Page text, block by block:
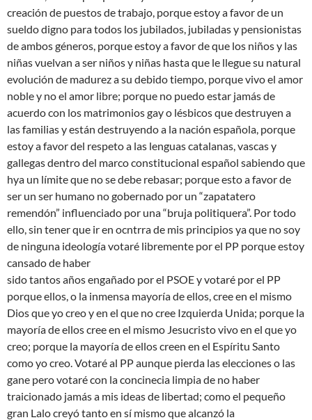
creación de puestos de trabajo, porque estoy a favor de un
sueldo digno para todos los jubilados, jubiladas y pensionistas
de ambos géneros, porque estoy a favor de que los niños y las
niñas vuelvan a ser niños y niñas hasta que le llegue su natural
evolución de madurez a su debido tiempo, porque vivo el amor
noble y no el amor libre; porque no puedo estar jamás de
acuerdo con los matrimonios gay o lésbicos que destruyen a
las familias y están destruyendo a la nación española, porque
estoy a favor del respeto a las lenguas catalanas, vascas y
gallegas dentro del marco constitucional español sabiendo que
hya un límite que no se debe rebasar; porque esto a favor de
ser un ser humano no gobernado por un “zapatatero
remendón” influenciado por una “bruja politiquera”. Por todo
ello, sin tener que ir en ocntrra de mis principios ya que no soy
de ninguna ideología votaré libremente por el PP porque estoy
cansado de haber
sido tantos años engañado por el PSOE y votaré por el PP
porque ellos, o la inmensa mayoría de ellos, cree en el mismo
Dios que yo creo y en el que no cree Izquierda Unida; porque la
mayoría de ellos cree en el mismo Jesucristo vivo en el que yo
creo; porque la mayoría de ellos creen en el Espíritu Santo
como yo creo. Votaré al PP aunque pierda las elecciones o las
gane pero votaré con la concinecia limpia de no haber
traicionado jamás a mis ideas de libertad; como el pequeño
gran Lalo creyó tanto en sí mismo que alcanzó la